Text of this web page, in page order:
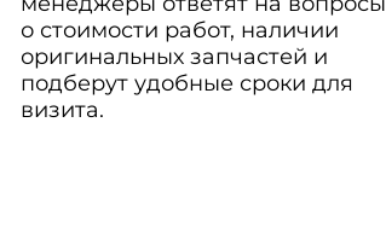
о стоимости работ, наличии
оригинальных запчастей и
подберут удобные сроки для
визита.